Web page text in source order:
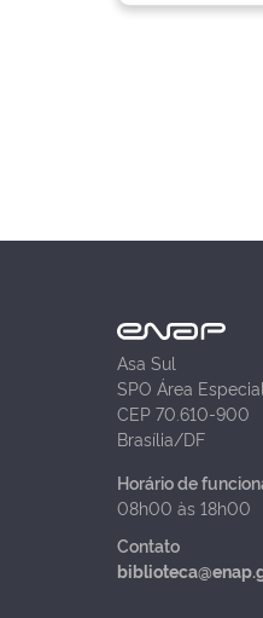
Asa Sul
SPO Área
CEP 70.610-900
Brasília/DF
Horário de
08h00 às 18h00
Contato